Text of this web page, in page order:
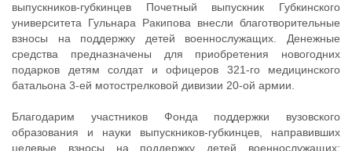
выпускников-губкинцев Почетный выпускник Губкинского
университета Гульнара Ракипова внесли благотворительные
взносы на поддержку детей военнослужащих. Денежные
средства предназначены для приобретения новогодних
подарков детям солдат и офицеров 321-го медицинского
батальона 3-ей мотострелковой дивизии 20-ой армии.
Благодарим участников Фонда поддержки вузовского
образования и науки выпускников-губкинцев, направивших
целевые взносы на поддержку детей военнослужащих: